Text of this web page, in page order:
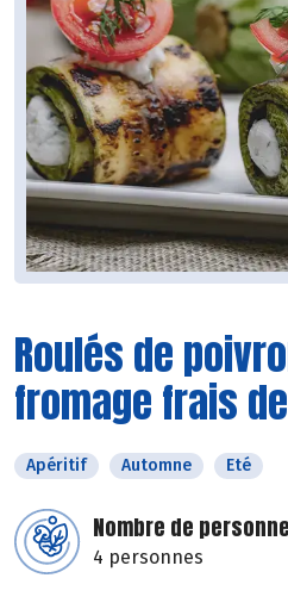
Roulés de
fromage frais
Apéritif Automne Eté
Nombre de
4 personnes